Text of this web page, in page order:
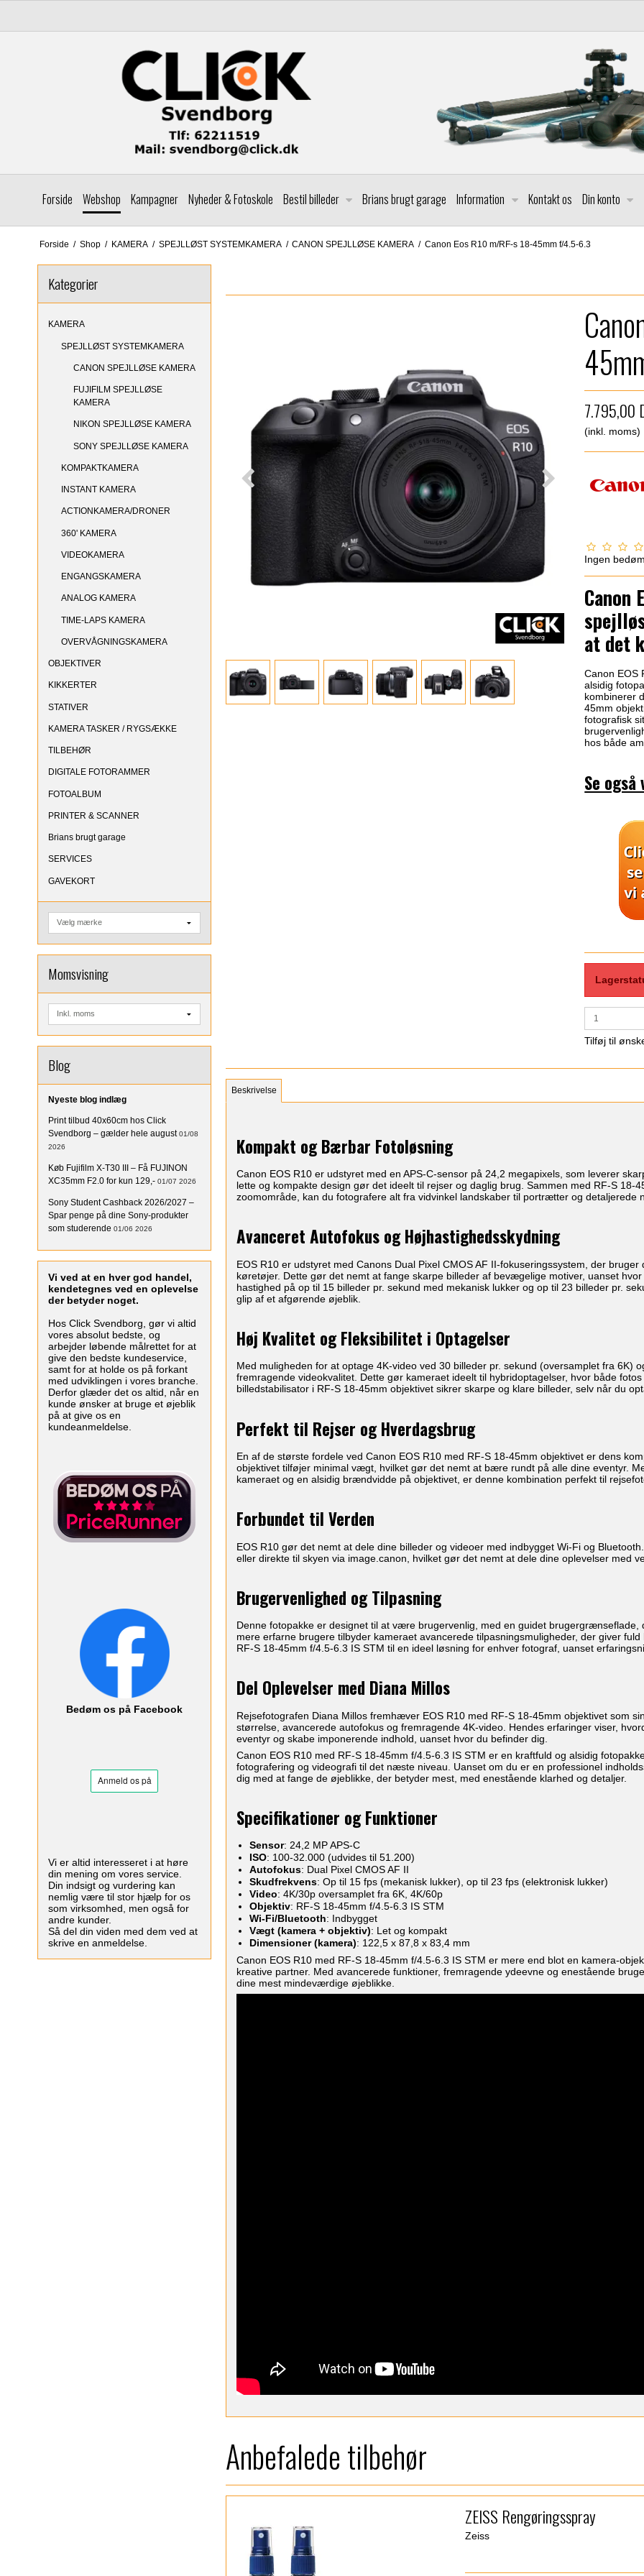
Forside Webshop Kampagner Nyheder & Fotoskole Bestil billeder Brians brugt garage Information Kontakt os Din konto
Forside / Shop / KAMERA / SPEJLLØST SYSTEMKAMERA / CANON SPEJLLØSE KAMERA / Canon Eos R10 m/RF-s 18-45mm f/4.5-6.3
Kategorier
KAMERA
SPEJLLØST SYSTEMKAMERA
CANON SPEJLLØSE KAMERA
FUJIFILM SPEJLLØSE
KAMERA
NIKON SPEJLLØSE KAMERA
SONY SPEJLLØSE KAMERA
KOMPAKTKAMERA
INSTANT KAMERA
ACTIONKAMERA/DRONER
360' KAMERA
VIDEOKAMERA
ENGANGSKAMERA
ANALOG KAMERA
TIME-LAPS KAMERA
OVERVÅGNINGSKAMERA
OBJEKTIVER
KIKKERTER
STATIVER
KAMERA TASKER / RYGSÆKKE
TILBEHØR
DIGITALE FOTORAMMER
FOTOALBUM
PRINTER & SCANNER
Brians brugt garage
SERVICES
GAVEKORT
Momsvisning
Blog
Nyeste blog indlæg
Print tilbud 40x60cm hos Click
Svendborg – gælder hele august 01/08
2026
Køb Fujifilm X-T30 III – Få FUJINON
XC35mm F2.0 for kun 129,- 01/07 2026
Sony Student Cashback 2026/2027 –
Spar penge på dine Sony-produkter
som studerende 01/06 2026
Vi ved at en hver god handel,
kendetegnes ved en oplevelse
der betyder noget.
Hos Click Svendborg, gør vi altid
vores absolut bedste, og
arbejder løbende målrettet for at
give den bedste kundeservice,
samt for at holde os på forkant
med udviklingen i vores branche.
Derfor glæder det os altid, når en
kunde ønsker at bruge et øjeblik
på at give os en
kundeanmeldelse.
Bedøm os på Facebook
Vi er altid interesseret i at høre
din mening om vores service.
Din indsigt og vurdering kan
nemlig være til stor hjælp for os
som virksomhed, men også for
andre kunder.
Så del din viden med dem ved at
skrive en anmeldelse.
7.795,00
(inkl. moms)
Ingen
Canon
at det
Canon EOS
alsidig
kombinerer
45mm
fotografisk
hos både
Se
Tilføj til
Beskrivelse
Kompakt og Bærbar Fotoløsning
Canon EOS R10 er udstyret med en APS-C-sensor på 24,2 megapixels, som leverer
lette og kompakte design gør det ideelt til rejser og daglig brug. Sammen med RF-S
zoomområde, kan du fotografere alt fra vidvinkel landskaber til portrætter og detaljerede
Avanceret Autofokus og Højhastighedsskydning
EOS R10 er udstyret med Canons Dual Pixel CMOS AF II-fokuseringssystem, der
køretøjer. Dette gør det nemt at fange skarpe billeder af bevægelige motiver, uanset
hastighed på op til 15 billeder pr. sekund med mekanisk lukker og op til 23 billeder pr.
glip af et afgørende øjeblik.
Høj Kvalitet og Fleksibilitet i Optagelser
Med muligheden for at optage 4K-video ved 30 billeder pr. sekund (oversamplet fra 6K)
fremragende videokvalitet. Dette gør kameraet ideelt til hybridoptagelser, hvor både
billedstabilisator i RF-S 18-45mm objektivet sikrer skarpe og klare billeder, selv når du
Perfekt til Rejser og Hverdagsbrug
En af de største fordele ved Canon EOS R10 med RF-S 18-45mm objektivet er dens
objektivet tilføjer minimal vægt, hvilket gør det nemt at bære rundt på alle dine eventyr.
kameraet og en alsidig brændvidde på objektivet, er denne kombination perfekt til
Forbundet til Verden
EOS R10 gør det nemt at dele dine billeder og videoer med indbygget Wi-Fi og
eller direkte til skyen via image.canon, hvilket gør det nemt at dele dine oplevelser med
Brugervenlighed og Tilpasning
Denne fotopakke er designet til at være brugervenlig, med en guidet
mere erfarne brugere tilbyder kameraet avancerede tilpasningsmuligheder, der giver
RF-S 18-45mm f/4.5-6.3 IS STM til en ideel løsning for enhver fotograf, uanset
Del Oplevelser med Diana Millos
Rejsefotografen Diana Millos fremhæver EOS R10 med RF-S 18-45mm objektivet som
størrelse, avancerede autofokus og fremragende 4K-video. Hendes erfaringer viser,
eventyr og skabe imponerende indhold, uanset hvor du befinder dig.
Canon EOS R10 med RF-S 18-45mm f/4.5-6.3 IS STM er en kraftfuld og alsidig
fotografering og videografi til det næste niveau. Uanset om du er en professionel
dig med at fange de øjeblikke, der betyder mest, med enestående klarhed og detaljer.
Specifikationer og Funktioner
Sensor: 24,2 MP APS-C
ISO: 100-32.000 (udvides til 51.200)
Autofokus: Dual Pixel CMOS AF II
Skudfrekvens: Op til 15 fps (mekanisk lukker), op til 23 fps (elektronisk lukker)
Video: 4K/30p oversamplet fra 6K, 4K/60p
Objektiv: RF-S 18-45mm f/4.5-6.3 IS STM
Wi-Fi/Bluetooth: Indbygget
Vægt (kamera + objektiv): Let og kompakt
Dimensioner (kamera): 122,5 x 87,8 x 83,4 mm
Canon EOS R10 med RF-S 18-45mm f/4.5-6.3 IS STM er mere end blot en kamera-
kreative partner. Med avancerede funktioner, fremragende ydeevne og enestående
dine mest mindeværdige øjeblikke.
Anbefalede tilbehør
ZEISS Rengøringsspray
Zeiss